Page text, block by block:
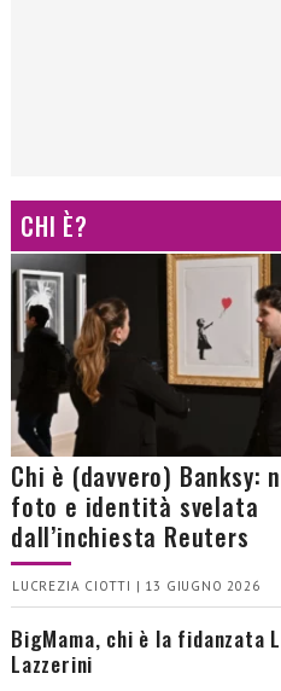
CHI È?
Chi è (davvero) Banksy:
foto e identità svelata
dall’inchiesta Reuters
LUCREZIA CIOTTI | 13 GIUGNO 2026
BigMama, chi è la fidanzata
Lazzerini